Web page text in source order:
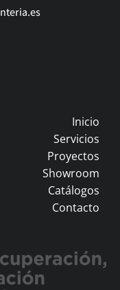
Inicio
Servicios
Proyectos
Showroom
Catálogos
Contacto